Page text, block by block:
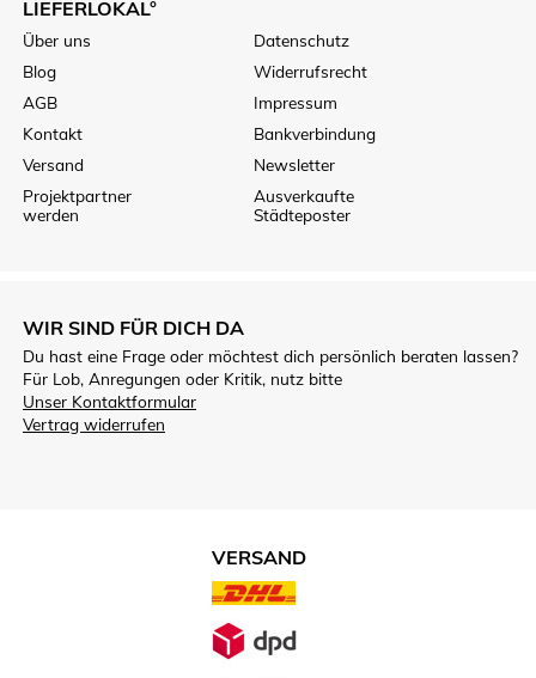
LIEFERLOKAL°
Über uns
Datenschutz
Blog
Widerrufsrecht
AGB
Impressum
Kontakt
Bankverbindung
Versand
Newsletter
Projektpartner
werden
Ausverkaufte
Städteposter
WIR SIND FÜR DICH DA
Du hast eine Frage oder möchtest dich persönlich beraten lassen?
Für Lob, Anregungen oder Kritik, nutz bitte
Unser Kontaktformular
Vertrag widerrufen
VERSAND
VERSANDARTEN.JPG